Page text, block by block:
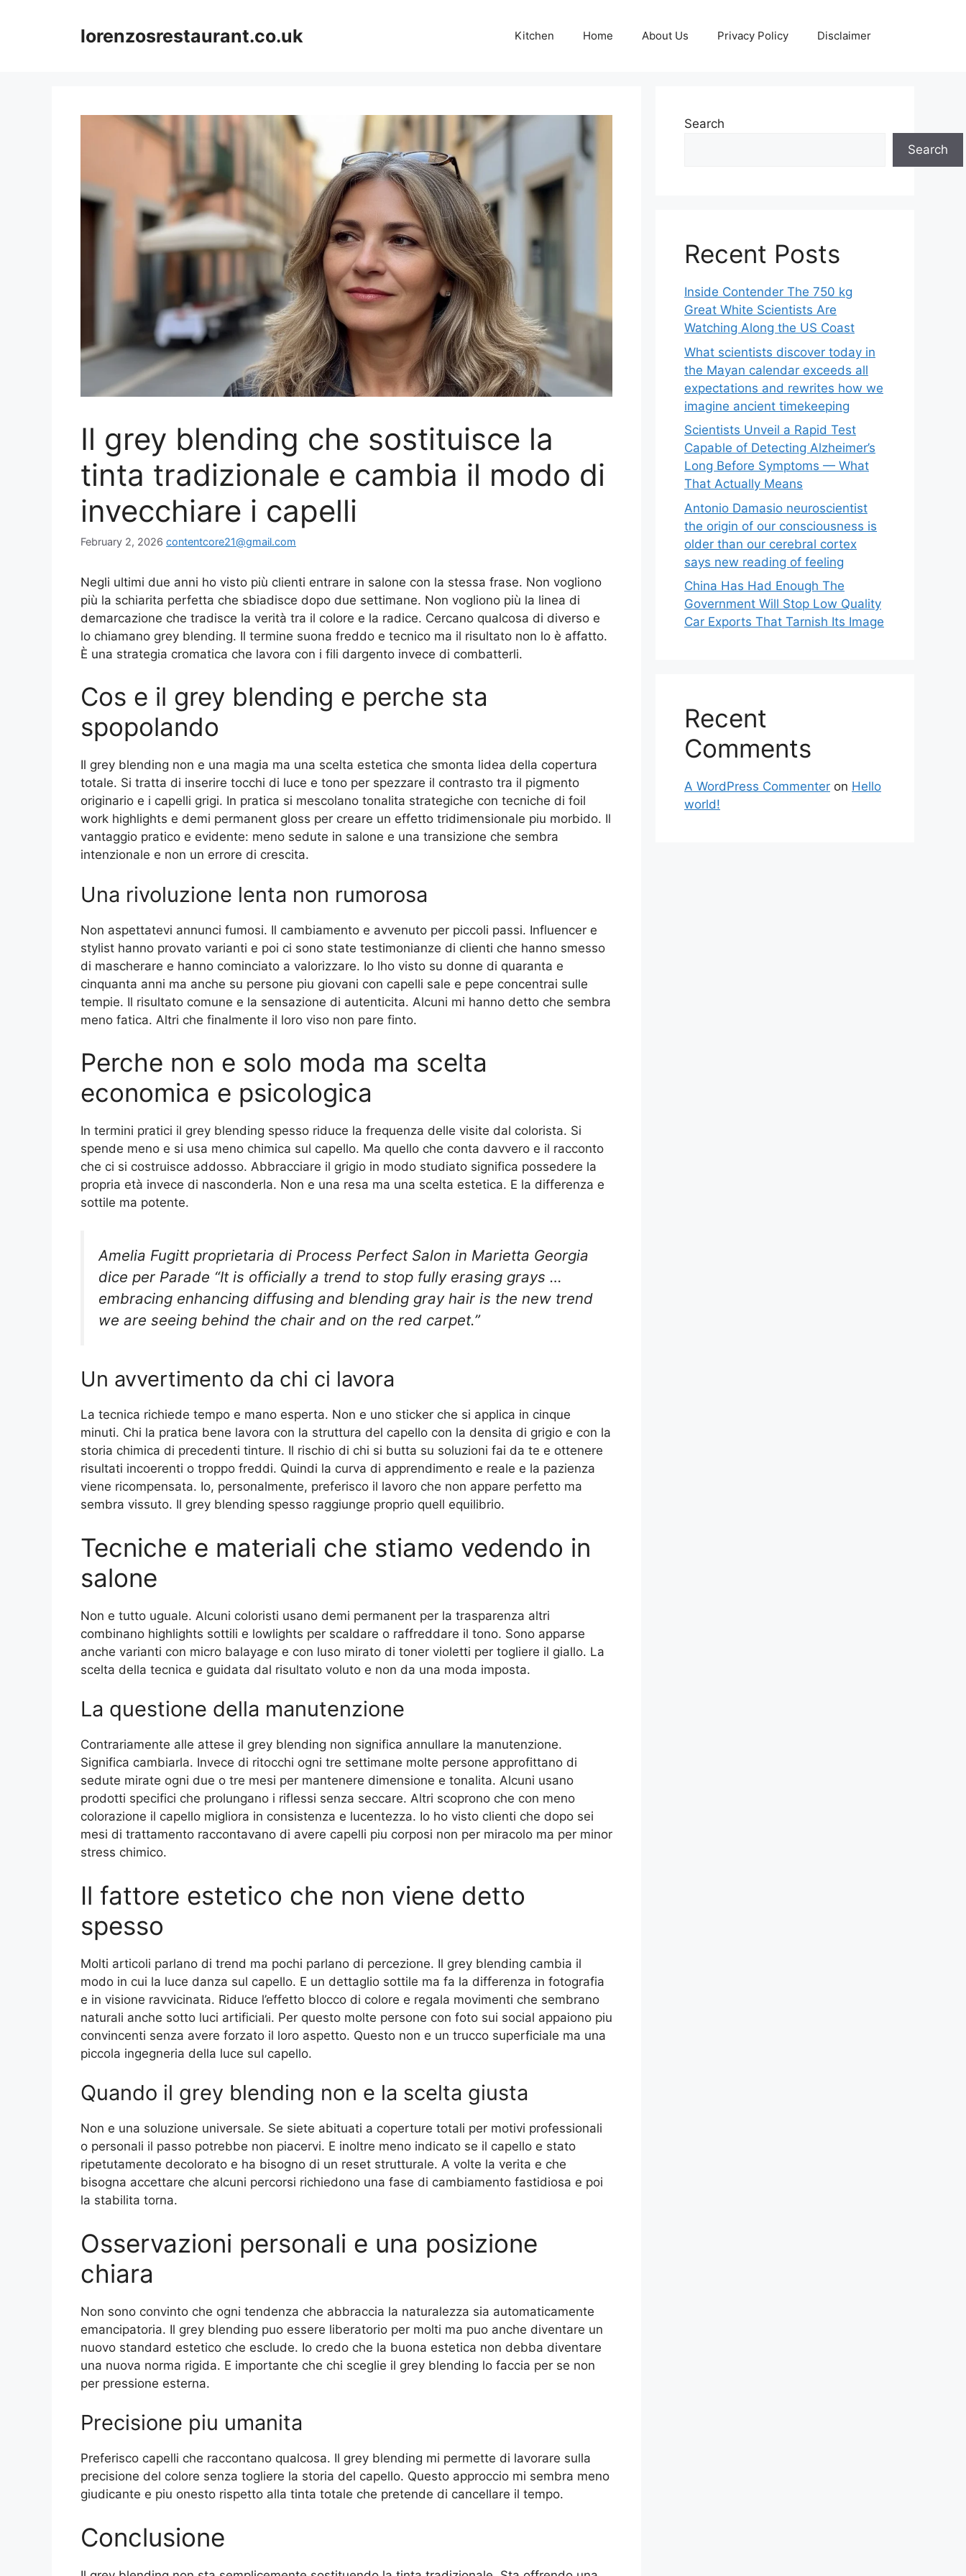
lorenzosrestaurant.co.uk Kitchen Home About Us Privacy Policy Disclaimer
Il grey blending che sostituisce la
tinta tradizionale e cambia il modo di
invecchiare i capelli
February 2, 2026 contentcore21@gmail.com
Negli ultimi due anni ho visto più clienti entrare in salone con la stessa frase. Non vogliono
più la schiarita perfetta che sbiadisce dopo due settimane. Non vogliono più la linea di
demarcazione che tradisce la verità tra il colore e la radice. Cercano qualcosa di diverso e
lo chiamano grey blending. Il termine suona freddo e tecnico ma il risultato non lo è affatto.
È una strategia cromatica che lavora con i fili dargento invece di combatterli.
Cos e il grey blending e perche sta
spopolando
Il grey blending non e una magia ma una scelta estetica che smonta lidea della copertura
totale. Si tratta di inserire tocchi di luce e tono per spezzare il contrasto tra il pigmento
originario e i capelli grigi. In pratica si mescolano tonalita strategiche con tecniche di foil
work highlights e demi permanent gloss per creare un effetto tridimensionale piu morbido. Il
vantaggio pratico e evidente: meno sedute in salone e una transizione che sembra
intenzionale e non un errore di crescita.
Una rivoluzione lenta non rumorosa
Non aspettatevi annunci fumosi. Il cambiamento e avvenuto per piccoli passi. Influencer e
stylist hanno provato varianti e poi ci sono state testimonianze di clienti che hanno smesso
di mascherare e hanno cominciato a valorizzare. Io lho visto su donne di quaranta e
cinquanta anni ma anche su persone piu giovani con capelli sale e pepe concentrai sulle
tempie. Il risultato comune e la sensazione di autenticita. Alcuni mi hanno detto che sembra
meno fatica. Altri che finalmente il loro viso non pare finto.
Perche non e solo moda ma scelta
economica e psicologica
In termini pratici il grey blending spesso riduce la frequenza delle visite dal colorista. Si
spende meno e si usa meno chimica sul capello. Ma quello che conta davvero e il racconto
che ci si costruisce addosso. Abbracciare il grigio in modo studiato significa possedere la
propria età invece di nasconderla. Non e una resa ma una scelta estetica. E la differenza e
sottile ma potente.
Amelia Fugitt proprietaria di Process Perfect Salon in Marietta Georgia
dice per Parade “It is officially a trend to stop fully erasing grays …
embracing enhancing diffusing and blending gray hair is the new trend
we are seeing behind the chair and on the red carpet.”
Un avvertimento da chi ci lavora
La tecnica richiede tempo e mano esperta. Non e uno sticker che si applica in cinque
minuti. Chi la pratica bene lavora con la struttura del capello con la densita di grigio e con la
storia chimica di precedenti tinture. Il rischio di chi si butta su soluzioni fai da te e ottenere
risultati incoerenti o troppo freddi. Quindi la curva di apprendimento e reale e la pazienza
viene ricompensata. Io, personalmente, preferisco il lavoro che non appare perfetto ma
sembra vissuto. Il grey blending spesso raggiunge proprio quell equilibrio.
Tecniche e materiali che stiamo vedendo in
salone
Non e tutto uguale. Alcuni coloristi usano demi permanent per la trasparenza altri
combinano highlights sottili e lowlights per scaldare o raffreddare il tono. Sono apparse
anche varianti con micro balayage e con luso mirato di toner violetti per togliere il giallo. La
scelta della tecnica e guidata dal risultato voluto e non da una moda imposta.
La questione della manutenzione
Contrariamente alle attese il grey blending non significa annullare la manutenzione.
Significa cambiarla. Invece di ritocchi ogni tre settimane molte persone approfittano di
sedute mirate ogni due o tre mesi per mantenere dimensione e tonalita. Alcuni usano
prodotti specifici che prolungano i riflessi senza seccare. Altri scoprono che con meno
colorazione il capello migliora in consistenza e lucentezza. Io ho visto clienti che dopo sei
mesi di trattamento raccontavano di avere capelli piu corposi non per miracolo ma per minor
stress chimico.
Il fattore estetico che non viene detto
spesso
Molti articoli parlano di trend ma pochi parlano di percezione. Il grey blending cambia il
modo in cui la luce danza sul capello. E un dettaglio sottile ma fa la differenza in fotografia
e in visione ravvicinata. Riduce l’effetto blocco di colore e regala movimenti che sembrano
naturali anche sotto luci artificiali. Per questo molte persone con foto sui social appaiono piu
convincenti senza avere forzato il loro aspetto. Questo non e un trucco superficiale ma una
piccola ingegneria della luce sul capello.
Quando il grey blending non e la scelta giusta
Non e una soluzione universale. Se siete abituati a coperture totali per motivi professionali
o personali il passo potrebbe non piacervi. E inoltre meno indicato se il capello e stato
ripetutamente decolorato e ha bisogno di un reset strutturale. A volte la verita e che
bisogna accettare che alcuni percorsi richiedono una fase di cambiamento fastidiosa e poi
la stabilita torna.
Osservazioni personali e una posizione
chiara
Non sono convinto che ogni tendenza che abbraccia la naturalezza sia automaticamente
emancipatoria. Il grey blending puo essere liberatorio per molti ma puo anche diventare un
nuovo standard estetico che esclude. Io credo che la buona estetica non debba diventare
una nuova norma rigida. E importante che chi sceglie il grey blending lo faccia per se non
per pressione esterna.
Precisione piu umanita
Preferisco capelli che raccontano qualcosa. Il grey blending mi permette di lavorare sulla
precisione del colore senza togliere la storia del capello. Questo approccio mi sembra meno
giudicante e piu onesto rispetto alla tinta totale che pretende di cancellare il tempo.
Conclusione
Search
Search
Recent Posts
Inside Contender The 750 kg
Great White Scientists Are
Watching Along the US Coast
What scientists discover today in
the Mayan calendar exceeds all
expectations and rewrites how we
imagine ancient timekeeping
Scientists Unveil a Rapid Test
Capable of Detecting Alzheimer’s
Long Before Symptoms — What
That Actually Means
Antonio Damasio neuroscientist
the origin of our consciousness is
older than our cerebral cortex
says new reading of feeling
China Has Had Enough The
Government Will Stop Low Quality
Car Exports That Tarnish Its Image
Recent
Comments
A WordPress Commenter on Hello
world!